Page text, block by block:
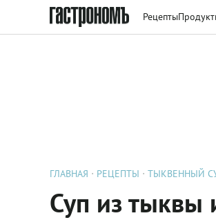
Рецепты
ГЛАВНАЯ РЕЦЕПТЫ ТЫКВЕННЫЙ
Суп из тыквы